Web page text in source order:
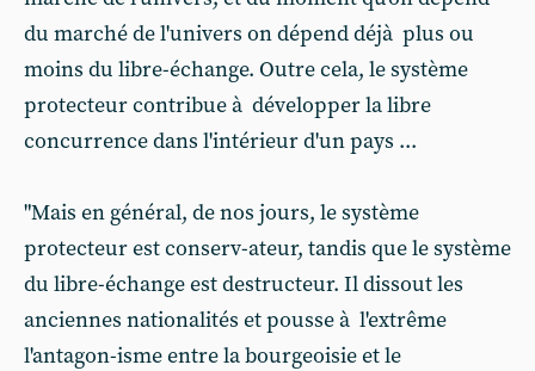
du marché de l'univers on dépend déjà plus ou
moins du libre-échange. Outre cela, le système
protecteur contribue à développer la libre
concurrence dans l'intérieur d'un pays ...
"Mais en général, de nos jours, le système
protecteur est conserv-ateur, tandis que le système
du libre-échange est destructeur. Il dissout les
anciennes nationalités et pousse à l'extrême
l'antagon-isme entre la bourgeoisie et le